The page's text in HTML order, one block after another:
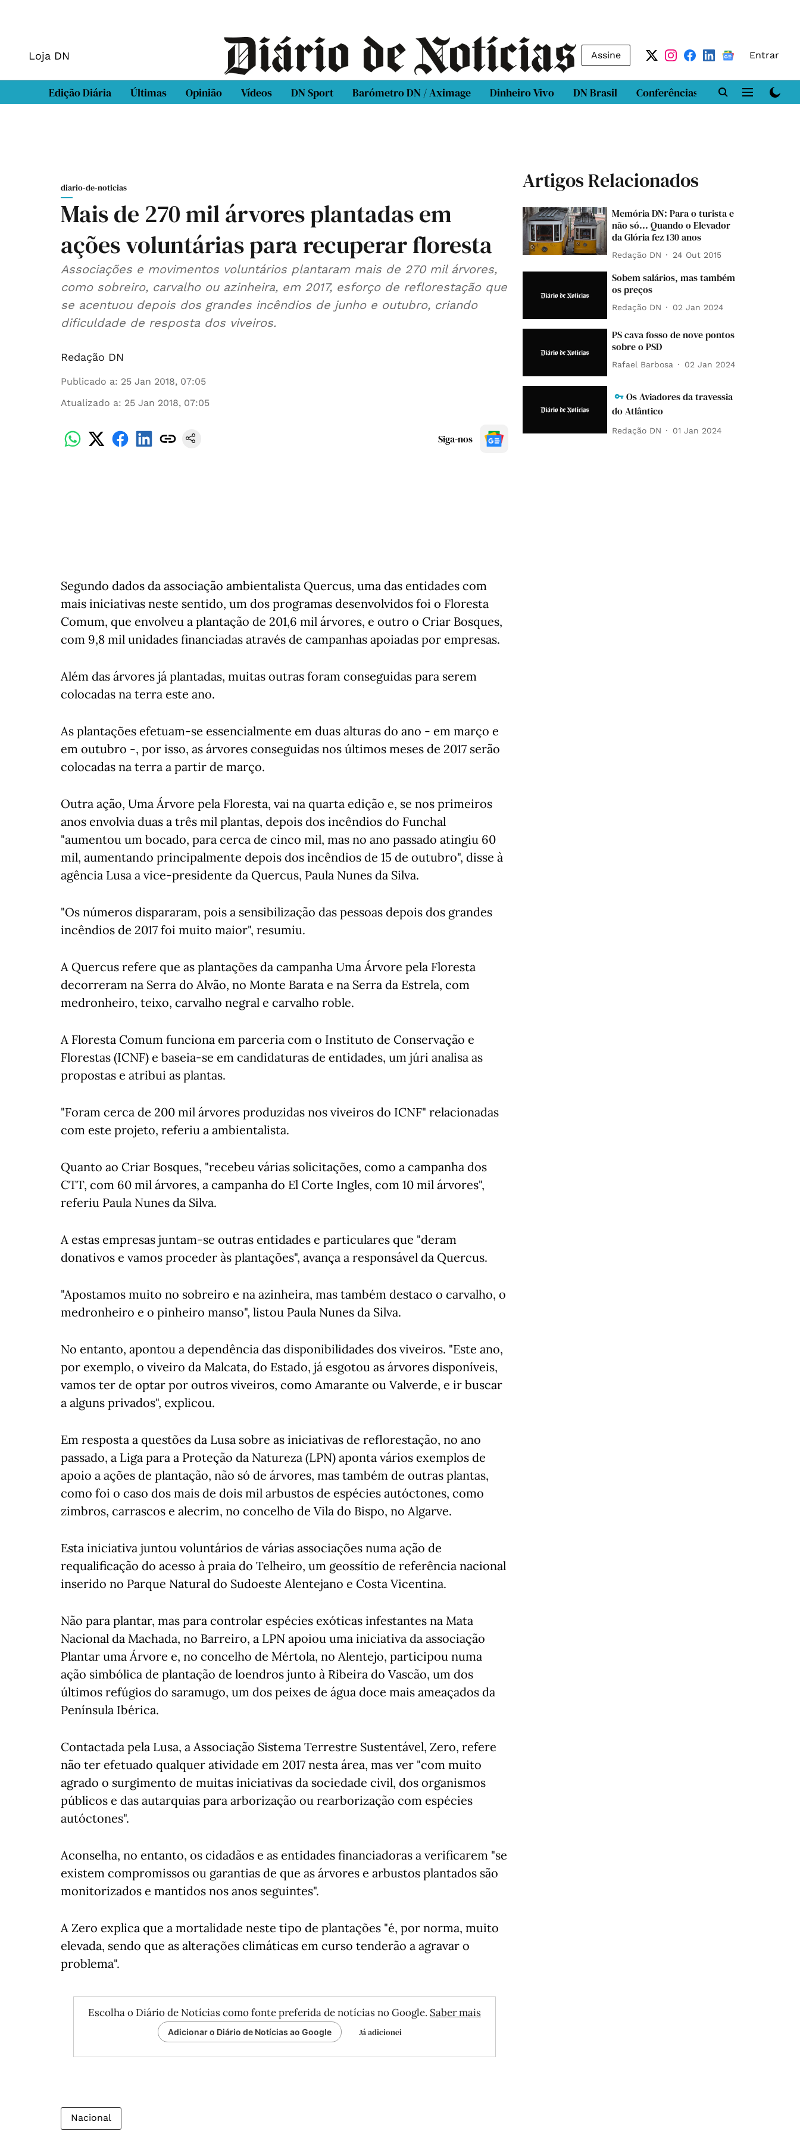
Loja DN Assine Entrar
Edição Diária Últimas Opinião Vídeos DN Sport Barómetro DN / Aximage Dinheiro Vivo DN Brasil Conferências DN LAB
diario-de-noticias
Mais de 270 mil árvores plantadas em
ações voluntárias para recuperar floresta
Associações e movimentos voluntários plantaram mais de 270 mil árvores,
como sobreiro, carvalho ou azinheira, em 2017, esforço de reflorestação que
se acentuou depois dos grandes incêndios de junho e outubro, criando
dificuldade de resposta dos viveiros.
Redação DN
Publicado a: 25 Jan 2018, 07:05
Atualizado a: 25 Jan 2018, 07:05
Siga-nos
Segundo dados da associação ambientalista Quercus, uma das entidades com
mais iniciativas neste sentido, um dos programas desenvolvidos foi o Floresta
Comum, que envolveu a plantação de 201,6 mil árvores, e outro o Criar Bosques,
com 9,8 mil unidades financiadas através de campanhas apoiadas por empresas.
Além das árvores já plantadas, muitas outras foram conseguidas para serem
colocadas na terra este ano.
As plantações efetuam-se essencialmente em duas alturas do ano - em março e
em outubro -, por isso, as árvores conseguidas nos últimos meses de 2017 serão
colocadas na terra a partir de março.
Outra ação, Uma Árvore pela Floresta, vai na quarta edição e, se nos primeiros
anos envolvia duas a três mil plantas, depois dos incêndios do Funchal
"aumentou um bocado, para cerca de cinco mil, mas no ano passado atingiu 60
mil, aumentando principalmente depois dos incêndios de 15 de outubro", disse à
agência Lusa a vice-presidente da Quercus, Paula Nunes da Silva.
"Os números dispararam, pois a sensibilização das pessoas depois dos grandes
incêndios de 2017 foi muito maior", resumiu.
A Quercus refere que as plantações da campanha Uma Árvore pela Floresta
decorreram na Serra do Alvão, no Monte Barata e na Serra da Estrela, com
medronheiro, teixo, carvalho negral e carvalho roble.
A Floresta Comum funciona em parceria com o Instituto de Conservação e
Florestas (ICNF) e baseia-se em candidaturas de entidades, um júri analisa as
propostas e atribui as plantas.
"Foram cerca de 200 mil árvores produzidas nos viveiros do ICNF" relacionadas
com este projeto, referiu a ambientalista.
Quanto ao Criar Bosques, "recebeu várias solicitações, como a campanha dos
CTT, com 60 mil árvores, a campanha do El Corte Ingles, com 10 mil árvores",
referiu Paula Nunes da Silva.
A estas empresas juntam-se outras entidades e particulares que "deram
donativos e vamos proceder às plantações", avança a responsável da Quercus.
"Apostamos muito no sobreiro e na azinheira, mas também destaco o carvalho, o
medronheiro e o pinheiro manso", listou Paula Nunes da Silva.
No entanto, apontou a dependência das disponibilidades dos viveiros. "Este ano,
por exemplo, o viveiro da Malcata, do Estado, já esgotou as árvores disponíveis,
vamos ter de optar por outros viveiros, como Amarante ou Valverde, e ir buscar
a alguns privados", explicou.
Em resposta a questões da Lusa sobre as iniciativas de reflorestação, no ano
passado, a Liga para a Proteção da Natureza (LPN) aponta vários exemplos de
apoio a ações de plantação, não só de árvores, mas também de outras plantas,
como foi o caso dos mais de dois mil arbustos de espécies autóctones, como
zimbros, carrascos e alecrim, no concelho de Vila do Bispo, no Algarve.
Esta iniciativa juntou voluntários de várias associações numa ação de
requalificação do acesso à praia do Telheiro, um geossítio de referência nacional
inserido no Parque Natural do Sudoeste Alentejano e Costa Vicentina.
Não para plantar, mas para controlar espécies exóticas infestantes na Mata
Nacional da Machada, no Barreiro, a LPN apoiou uma iniciativa da associação
Plantar uma Árvore e, no concelho de Mértola, no Alentejo, participou numa
ação simbólica de plantação de loendros junto à Ribeira do Vascão, um dos
últimos refúgios do saramugo, um dos peixes de água doce mais ameaçados da
Península Ibérica.
Contactada pela Lusa, a Associação Sistema Terrestre Sustentável, Zero, refere
não ter efetuado qualquer atividade em 2017 nesta área, mas ver "com muito
agrado o surgimento de muitas iniciativas da sociedade civil, dos organismos
públicos e das autarquias para arborização ou rearborização com espécies
autóctones".
Aconselha, no entanto, os cidadãos e as entidades financiadoras a verificarem "se
existem compromissos ou garantias de que as árvores e arbustos plantados são
monitorizados e mantidos nos anos seguintes".
A Zero explica que a mortalidade neste tipo de plantações "é, por norma, muito
elevada, sendo que as alterações climáticas em curso tenderão a agravar o
problema".
Escolha o Diário de Notícias como fonte preferida de notícias no Google. Saber mais
Adicionar o Diário de Notícias ao Google Já adicionei
Nacional
Artigos Relacionados
Memória DN: Para o turista e
não só... Quando o Elevador
da Glória fez 130 anos
Redação DN 24 Out 2015
Sobem salários, mas também
os preços
Redação DN 02 Jan 2024
PS cava fosso de nove pontos
sobre o PSD
Rafael Barbosa 02 Jan 2024
Os Aviadores da travessia
do Atlântico
Redação DN 01 Jan 2024